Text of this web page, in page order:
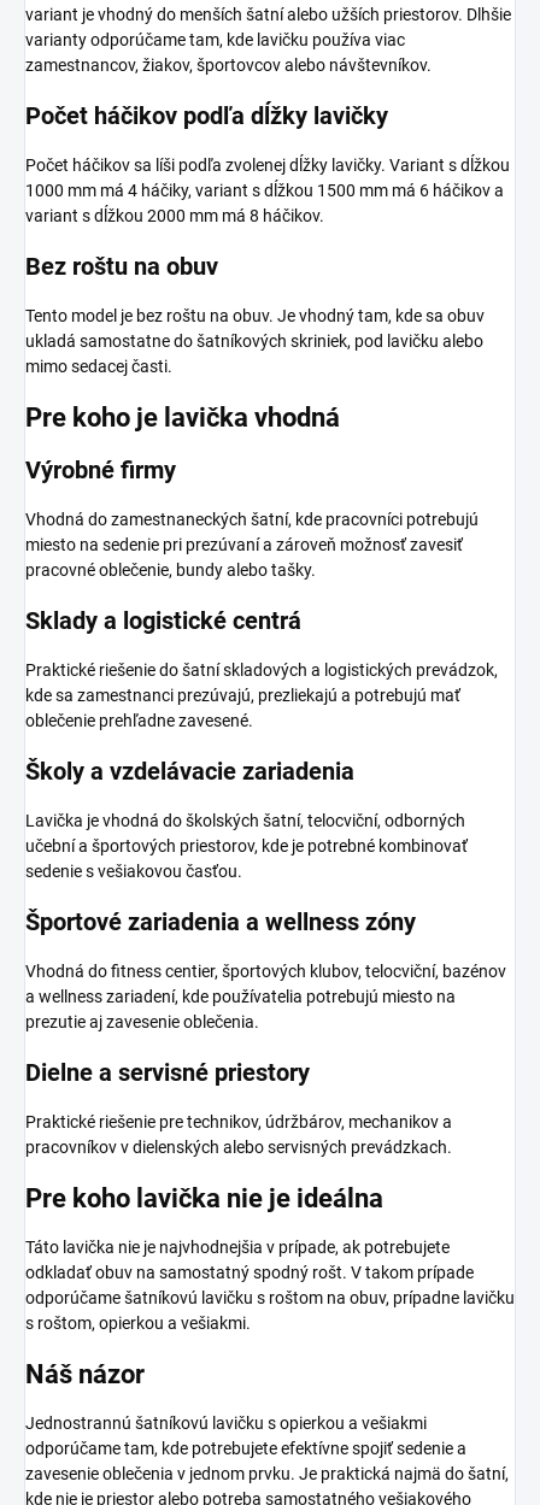
variant je vhodný do menších šatní alebo užších priestorov. Dlhšie
varianty odporúčame tam, kde lavičku používa viac
zamestnancov, žiakov, športovcov alebo návštevníkov.
Počet háčikov podľa dĺžky lavičky
Počet háčikov sa líši podľa zvolenej dĺžky lavičky. Variant s dĺžkou
1000 mm má 4 háčiky, variant s dĺžkou 1500 mm má 6 háčikov a
variant s dĺžkou 2000 mm má 8 háčikov.
Bez roštu na obuv
Tento model je bez roštu na obuv. Je vhodný tam, kde sa obuv
ukladá samostatne do šatníkových skriniek, pod lavičku alebo
mimo sedacej časti.
Pre koho je lavička vhodná
Výrobné firmy
Vhodná do zamestnaneckých šatní, kde pracovníci potrebujú
miesto na sedenie pri prezúvaní a zároveň možnosť zavesiť
pracovné oblečenie, bundy alebo tašky.
Sklady a logistické centrá
Praktické riešenie do šatní skladových a logistických prevádzok,
kde sa zamestnanci prezúvajú, prezliekajú a potrebujú mať
oblečenie prehľadne zavesené.
Školy a vzdelávacie zariadenia
Lavička je vhodná do školských šatní, telocviční, odborných
učební a športových priestorov, kde je potrebné kombinovať
sedenie s vešiakovou časťou.
Športové zariadenia a wellness zóny
Vhodná do fitness centier, športových klubov, telocviční, bazénov
a wellness zariadení, kde používatelia potrebujú miesto na
prezutie aj zavesenie oblečenia.
Dielne a servisné priestory
Praktické riešenie pre technikov, údržbárov, mechanikov a
pracovníkov v dielenských alebo servisných prevádzkach.
Pre koho lavička nie je ideálna
Táto lavička nie je najvhodnejšia v prípade, ak potrebujete
odkladať obuv na samostatný spodný rošt. V takom prípade
odporúčame šatníkovú lavičku s roštom na obuv, prípadne lavičku
s roštom, opierkou a vešiakmi.
Náš názor
Jednostrannú šatníkovú lavičku s opierkou a vešiakmi
odporúčame tam, kde potrebujete efektívne spojiť sedenie a
zavesenie oblečenia v jednom prvku. Je praktická najmä do šatní,
kde nie je priestor alebo potreba samostatného vešiakového